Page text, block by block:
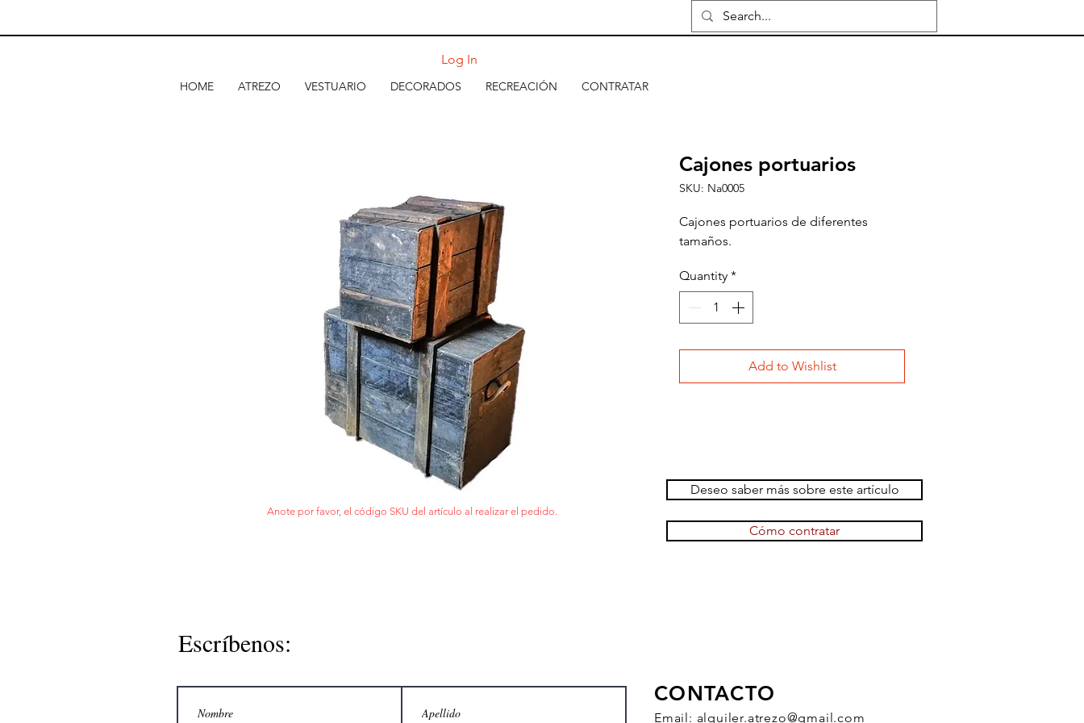
HOME ATREZO VESTUARIO DECORADOS RECREACIÓN CONTRATAR
Log In
Cajones portuarios
SKU: Na0005
Cajones portuarios de diferentes
tamaños.
Quantity *
Add to Wishlist
Deseo saber más sobre este artículo
Anote por favor, el código SKU del artículo al realizar el pedido.
Cómo contratar
Escríbenos:
CONTACTO
Email: alquiler.atrezo@gmail.com